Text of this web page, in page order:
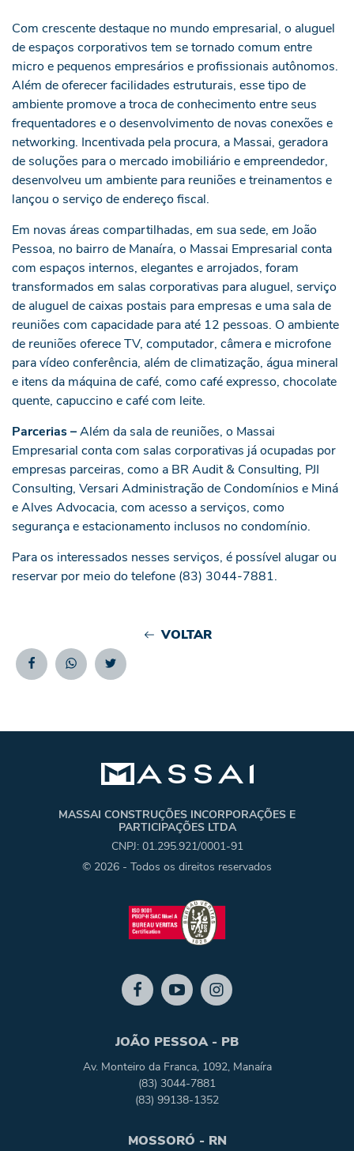
Com crescente destaque no mundo empresarial, o aluguel
de espaços corporativos tem se tornado comum entre
micro e pequenos empresários e profissionais autônomos.
Além de oferecer facilidades estruturais, esse tipo de
ambiente promove a troca de conhecimento entre seus
frequentadores e o desenvolvimento de novas conexões e
networking. Incentivada pela procura, a Massai, geradora
de soluções para o mercado imobiliário e empreendedor,
desenvolveu um ambiente para reuniões e treinamentos e
lançou o serviço de endereço fiscal.
Em novas áreas compartilhadas, em sua sede, em João
Pessoa, no bairro de Manaíra, o Massai Empresarial conta
com espaços internos, elegantes e arrojados, foram
transformados em salas corporativas para aluguel, serviço
de aluguel de caixas postais para empresas e uma sala de
reuniões com capacidade para até 12 pessoas. O ambiente
de reuniões oferece TV, computador, câmera e microfone
para vídeo conferência, além de climatização, água mineral
e itens da máquina de café, como café expresso, chocolate
quente, capuccino e café com leite.
Parcerias –Além da sala de reuniões, o Massai
Empresarial conta com salas corporativas já ocupadas por
empresas parceiras, como a BR Audit & Consulting, PJI
Consulting, Versari Administração de Condomínios e Miná
e Alves Advocacia, com acesso a serviços, como
segurança e estacionamento inclusos no condomínio.
Para os interessados nesses serviços, é possível alugar ou
reservar por meio do telefone (83) 3044-7881.
VOLTAR
FacebookWhatsappTwitter
MASSAI CONSTRUÇÕES INCORPORAÇÕES E
PARTICIPAÇÕES LTDA
CNPJ: 01.295.921/0001-91
© 2026 - Todos os direitos reservados
JOÃO PESSOA - PB
Av. Monteiro da Franca, 1092, Manaíra
(83) 3044-7881
(83) 99138-1352
MOSSORÓ - RN